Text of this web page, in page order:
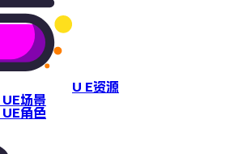
U E资源
UE场景
UE角色